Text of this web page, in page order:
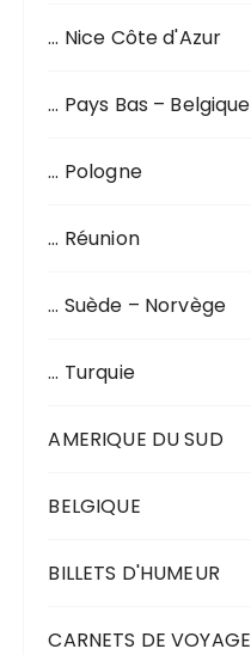
… Nice Côte d'Azur
… Pays Bas – Belgique
… Pologne
… Réunion
… Suède – Norvège
… Turquie
AMERIQUE DU SUD
BELGIQUE
BILLETS D'HUMEUR
CARNETS DE VOYAGE